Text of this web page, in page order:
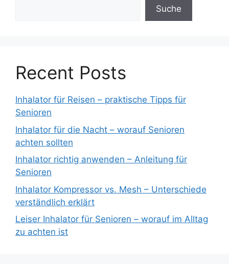
Suche
Recent Posts
Inhalator für Reisen – praktische Tipps für
Senioren
Inhalator für die Nacht – worauf Senioren
achten sollten
Inhalator richtig anwenden – Anleitung für
Senioren
Inhalator Kompressor vs. Mesh – Unterschiede
verständlich erklärt
Leiser Inhalator für Senioren – worauf im Alltag
zu achten ist